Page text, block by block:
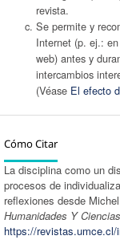
revista.
Se permite y
Internet (p. ej.:
web) antes y
intercambios
(Véase El efecto
Cómo Citar
La disciplina como un
procesos de
reflexiones desde
Humanidades Y
https://